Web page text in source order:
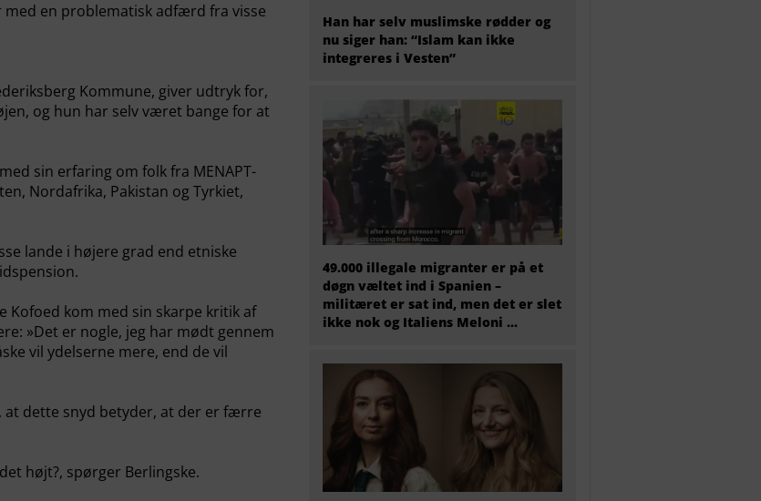
med en problematisk adfærd fra visse
Kommune, giver udtryk for,
og hun har selv været bange for at
sin erfaring om folk fra MENAPT-
Nordafrika, Pakistan og Tyrkiet,
lande i højere grad end etniske
Kofoed kom med sin skarpe kritik af
»Det er nogle, jeg har mødt gennem
vil ydelserne mere, end de vil
at dette snyd betyder, at der er færre
højt?, spørger Berlingske.
Han har selv muslimske rødder og
nu siger han: “Islam kan ikke
integreres i Vesten”
49.000 illegale migranter er på et
døgn væltet ind i Spanien –
militæret er sat ind, men det er slet
ikke nok og Italiens Meloni ...